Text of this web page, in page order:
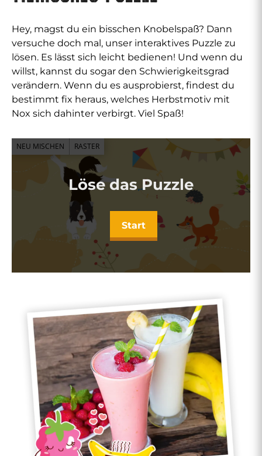
NEU MISCHEN RASTER
Löse das Puzzle
Start
Hey, magst du ein bisschen Knobelspaß? Dann
versuche doch mal, unser interaktives Puzzle zu
lösen. Es lässt sich leicht bedienen! Und wenn du
willst, kannst du sogar den Schwierigkeitsgrad
verändern. Wenn du es ausprobierst, findest du
bestimmt fix heraus, welches Herbstmotiv mit
Nox sich dahinter verbirgt. Viel Spaß!